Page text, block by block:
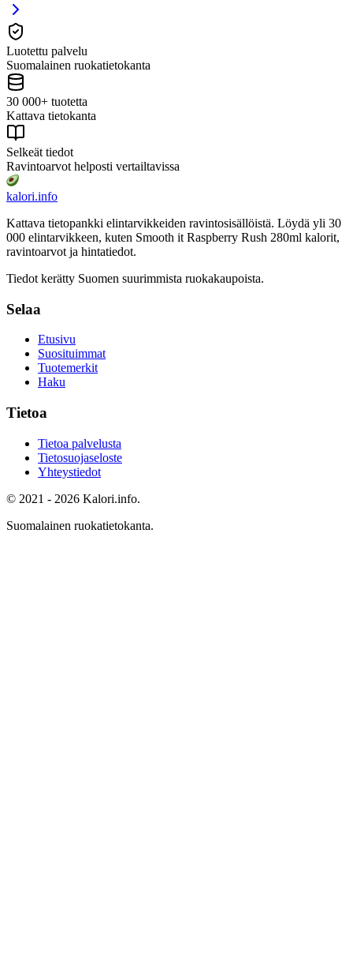
Luotettu palvelu
Suomalainen ruokatietokanta
30 000+ tuotetta
Kattava tietokanta
Selkeät tiedot
Ravintoarvot helposti vertailtavissa
kalori.info
Kattava tietopankki elintarvikkeiden ravintosisällöistä. Löydä yli 30
000 elintarvikkeen, kuten Smooth it Raspberry Rush 280ml kalorit,
ravintoarvot ja hintatiedot.
Tiedot kerätty Suomen suurimmista ruokakaupoista.
Selaa
Etusivu
Suosituimmat
Tuotemerkit
Haku
Tietoa
Tietoa palvelusta
Tietosuojaseloste
Yhteystiedot
© 2021 - 2026 Kalori.info.
Suomalainen ruokatietokanta.